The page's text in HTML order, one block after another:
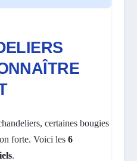
certaines bougies
forte. Voici les 6
.